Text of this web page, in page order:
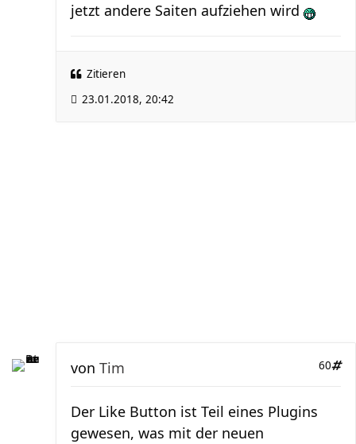
jetzt andere Saiten aufziehen wird
Zitieren
23.01.2018, 20:42
60
von Tim
Der Like Button ist Teil eines Plugins
gewesen, was mit der neuen